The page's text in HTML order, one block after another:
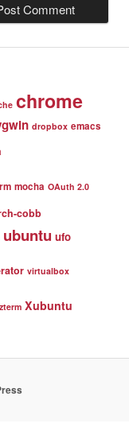
chrome
dropbox emacs
mocha OAuth 2.0
cobb
ubuntu ufo
virtualbox
Xubuntu